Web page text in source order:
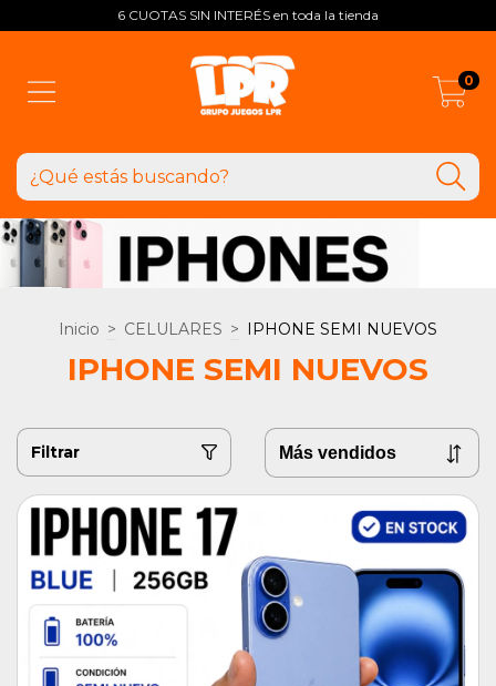
6 CUOTAS SIN INTERÉS en toda la tienda
0
Inicio > CELULARES > IPHONE SEMI NUEVOS
IPHONE SEMI NUEVOS
Filtrar